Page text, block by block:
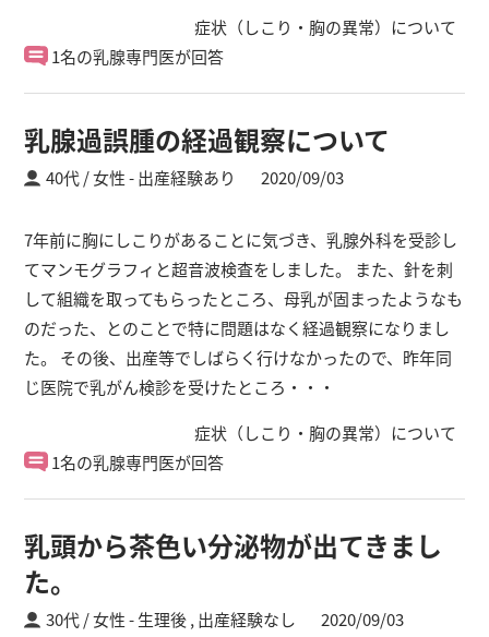
症状（しこり・胸の異常）について
1名の乳腺専門医が回答
乳腺過誤腫の経過観察について
40代 / 女性 出産経験あり 2020/09/03
7年前に胸にしこりがあることに気づき、乳腺外科を受診し
てマンモグラフィと超音波検査をしました。 また、針を刺
して組織を取ってもらったところ、母乳が固まったようなも
のだった、とのことで特に問題はなく経過観察になりまし
た。 その後、出産等でしばらく行けなかったので、昨年同
じ医院で乳がん検診を受けたところ・・・
症状（しこり・胸の異常）について
1名の乳腺専門医が回答
乳頭から茶色い分泌物が出てきまし
た。
30代 / 女性 生理後 , 出産経験なし 2020/09/03